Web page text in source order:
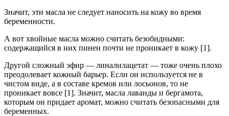
Значит, эти масла не следует наносить на кожу во время
беременности.
А вот хвойные масла можно считать безобидными:
содержащийся в них пинен почти не проникает в кожу [1].
Другой сложный эфир — линалилацетат — тоже очень плохо
преодолевает кожный барьер. Если он используется не в
чистом виде, а в составе кремов или лосьонов, то не
проникает вовсе [1]. Значит, масла лаванды и бергамота,
которым он придает аромат, можно считать безопасными для
беременных.